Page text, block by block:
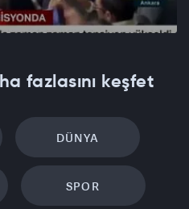
fazlasını keşfet
DÜNYA
SPOR